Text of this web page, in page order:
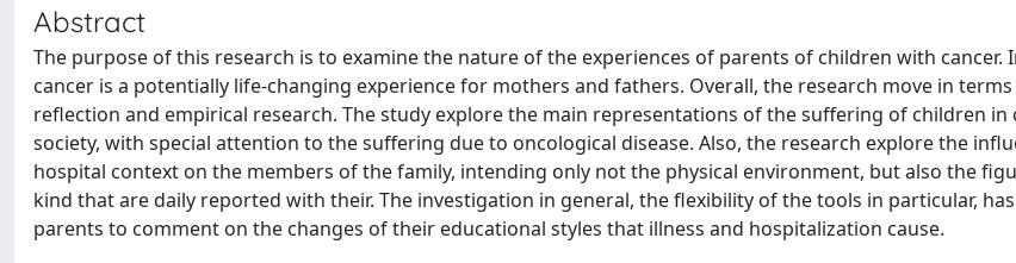
Abstract
The purpose of this research is to examine the nature of the experiences of parents of children with cancer.
cancer is a potentially life-changing experience for mothers and fathers. Overall, the research move in
reflection and empirical research. The study explore the main representations of the suffering of children
society, with special attention to the suffering due to oncological disease. Also, the research explore the
hospital context on the members of the family, intending only not the physical environment, but also the
kind that are daily reported with their. The investigation in general, the flexibility of the tools in particular,
parents to comment on the changes of their educational styles that illness and hospitalization cause.